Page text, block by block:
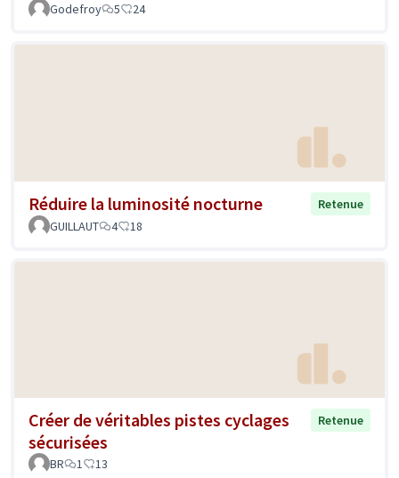
Godefroy 5 24
Réduire la luminosité nocturne
Retenue
GUILLAUT
4 18
Créer de véritables pistes cyclages
sécurisées
Retenue
BR 1 13